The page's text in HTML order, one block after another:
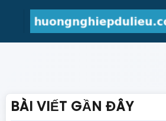
BÀI VIẾT GẦN ĐÂY